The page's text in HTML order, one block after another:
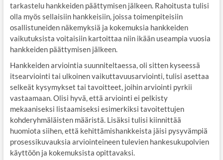
tarkastelu hankkeiden päättymisen jälkeen. Rahoitusta tulisi
olla myös sellaisiin hankkeisiin, joissa toimenpiteisiin
osallistuneiden näkemyksiä ja kokemuksia hankkeiden
vaikutuksista voitaisiin kartoittaa niin ikään useampia vuosia
hankkeiden päättymisen jälkeen.
Hankkeiden arviointia suunniteltaessa, oli sitten kyseessä
itsearviointi tai ulkoinen vaikuttavuusarviointi, tulisi asettaa
selkeät kysymykset tai tavoitteet, joihin arviointi pyrkii
vastaamaan. Olisi hyvä, että arviointi ei pelkisty
mekaaniseksi listaamiseksi esimerkiksi tavoitettujen
kohderyhmäläisten määristä. Lisäksi tulisi kiinnittää
huomiota siihen, että kehittämishankkeista jäisi pysyvämpiä
prosessikuvauksia arviointeineen tulevien hankesukupolvien
käyttöön ja kokemuksista opittavaksi.